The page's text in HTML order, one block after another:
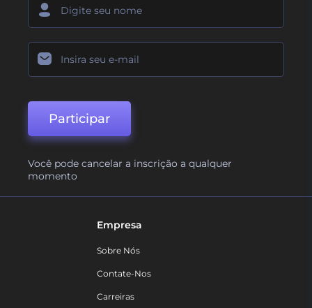
Participar
Você pode cancelar a inscrição a qualquer
momento
Empresa
Sobre Nós
Contate-Nos
Carreiras